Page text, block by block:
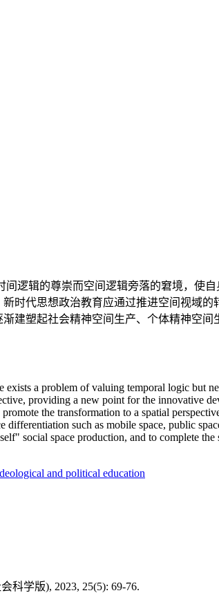
逻辑的尊崇而空间逻辑旁落的窘境，使
时代思想政治教育应通过推进空间视域
建塑起社会精神空间生产、个体精神空
a problem of valuing temporal logic but
providing a new point for the innovative
the transformation to a spatial
such as mobile space, public
social space production, and to complete
and political education
科学版), 2023, 25(5): 69-76.